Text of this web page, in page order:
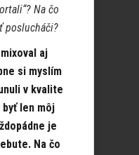
Na čo
poslucháči?
aj
si myslím
v kvalite
len môj
je
Na čo